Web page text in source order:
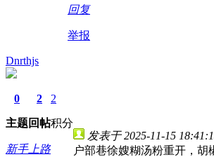
回复
举报
Dnrthjs
0
主题
2
回帖
2
积分
新手上路
发表于 2025-11-15
户部巷徐嫂糊汤粉重开，胡